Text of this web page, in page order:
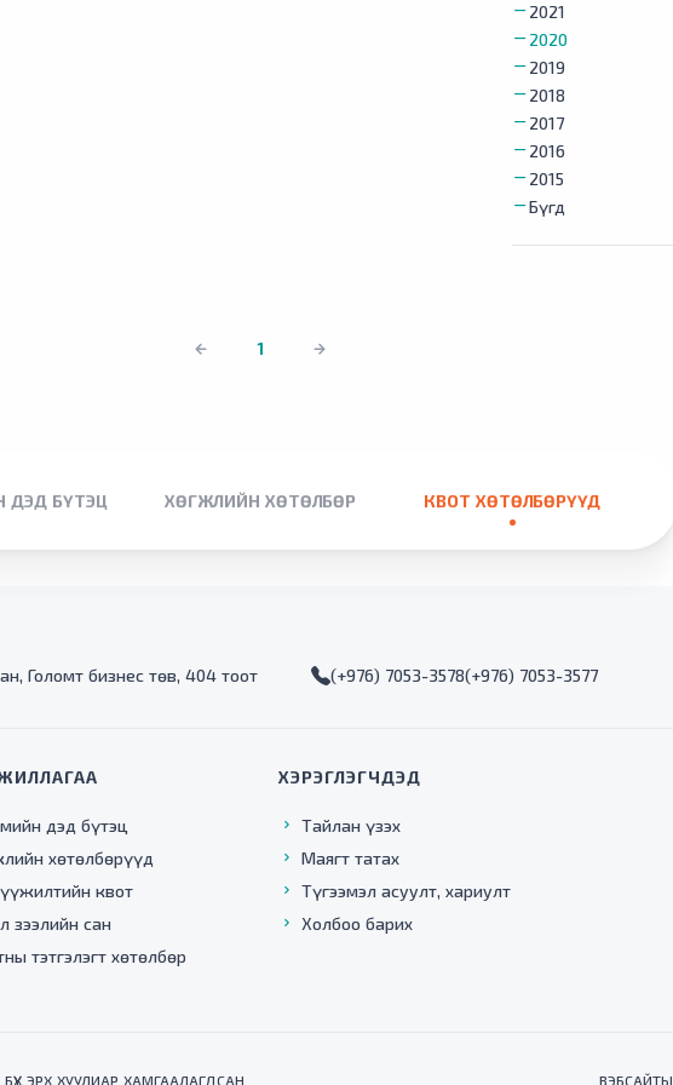
2021
2020
2019
2018
2017
2016
2015
Бүгд
1
ДЭД БҮТЭЦ ХӨГЖЛИЙН ХӨТӨЛБӨР КВОТ ХӨТӨЛБӨРҮҮД
Голомт бизнес төв, 404 тоот (+976) 7053-3578(+976) 7053-3577
дэд бүтэц
хөтөлбөрүүд
квот
зээлийн сан
тэтгэлэгт хөтөлбөр
ХЭРЭГЛЭГЧДЭД
Тайлан үзэх
Маягт татах
Түгээмэл асуулт, хариулт
Холбоо барих
БҮХ ЭРХ ХУУЛИАР ХАМГААЛАГДСАН ВЭБСАЙТ